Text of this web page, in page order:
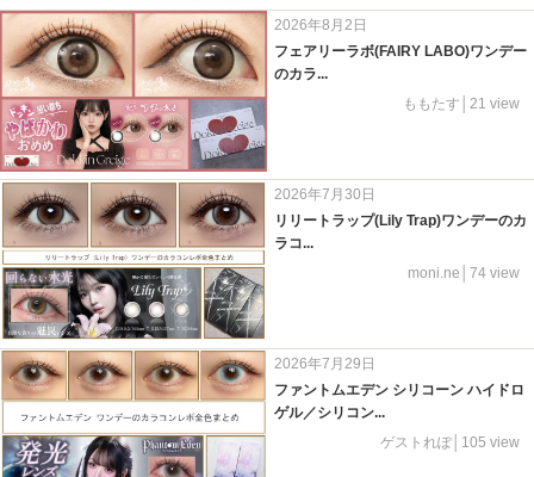
2026年8月2日
フェアリーラボ(FAIRY LABO)ワンデー
のカラ...
ももたす│21 view
2026年7月30日
リリートラップ(Lily Trap)ワンデーのカ
ラコ...
moni.ne│74 view
2026年7月29日
ファントムエデン シリコーン ハイドロ
ゲル／シリコン...
ゲストれぽ│105 view